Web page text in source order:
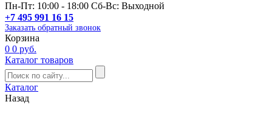
Пн-Пт: 10:00 - 18:00 Сб-Вс: Выходной
+7 495 991 16 15
Заказать обратный звонок
Корзина
0 0 руб.
Каталог товаров
Каталог
Назад